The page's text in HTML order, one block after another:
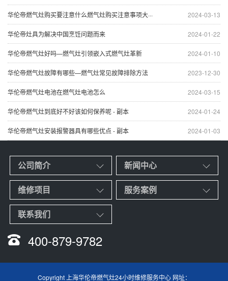
2024-03-13
华伦帝燃气灶购买要注意什么燃气灶购买注意事项大···
2024-01-22
华伦帝灶具为解决中国烹饪问题而来
2024-01-10
华伦帝燃气灶好吗—燃气灶引领嵌入式燃气灶革新
2023-12-30
华伦帝燃气灶故障有哪些—燃气灶常见故障排除方法
2024-03-15
华伦帝燃气灶电池在燃气灶电池怎么
2024-01-24
华伦帝燃气灶到底好不好该如何保养呢 - 副本
2024-01-03
华伦帝燃气灶安装报警器具有哪些优点 - 副本
公司简介 新闻中心
维修项目 服务案例
联系我们
400-879-9782
Copyright 上海华伦帝燃气灶24小时维修服务中心 网址：